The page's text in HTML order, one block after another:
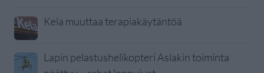
Kela muuttaa terapiakäytäntöä
Lapin pelastushelikopteri Aslakin toiminta